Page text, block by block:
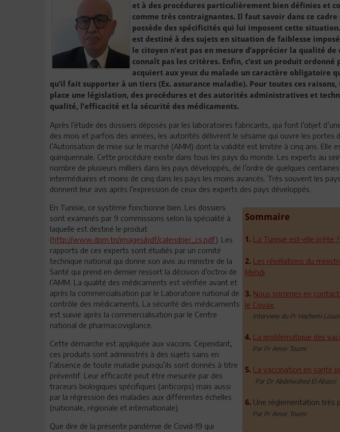
et à des procédures particulièrement bien définies et
comme très contraignantes. Il faut savoir dans ce
possède des spécificités qui lui imposent cette
est destiné à des sujets en situation de faiblesse
le citoyen n’est pas en mesure d’apprécier la qualité
connaît pas les critères. Enfin, c’est un produit ordonné
acquiert aux yeux du malade un caractère obligatoire
qu’il fait supporter à un tiers (Ex. assurance maladie). Pour toutes ces raisons,
place une législation, des procédures et des autorités administratives et
qualité, l’efficacité et la sécurité des médicaments.
Après l’étude des dossiers déposés par les laboratoires fabricants, qui font l’objet
des mois et parfois des années, les autorités délivrent le sésame qui ouvre les portes
l’Autorisation de mise sur le marché (AMM) dont la validité est limitée à cinq ans. Elle
quinquennale. Cette procédure existe dans tous les pays du monde. Les experts au
nombre de plusieurs milliers dans les pays développés, de l’ordre de quelques
intermédiaires et moins de cinq dans les pays les moins avancés. Très souvent les
donnent leur avis après l’expression de ceux des experts des pays développés.
Sommaire
1. La Tunisie est-elle prête ?
2. Les révélations du
Mehdi
3. Nous sommes en
le Covax
Interview du Pr Hachemi
4. La problématique des
Par Pr Amor Toumi
5. La vaccination en santé
Par Dr Abdelwahed El Abassi
6. Une réglementation très
Par Pr Amor Toumi
En Tunisie, ce système fonctionne bien. Les dossiers
sont examinés par 9 commissions selon la spécialité à
laquelle est destiné le produit
(http://www.dpm.tn/images/pdf/calendrier_cs.pdf). Les
rapports de ces experts sont étudiés par un comité
technique national qui donne son avis au ministre de la
Santé qui prend en dernier ressort la décision d’octroi de
l’AMM. La qualité des médicaments est vérifiée avant et
après la commercialisation par le Laboratoire national de
contrôle des médicaments. La sécurité des médicaments
est suivie après la commercialisation par le Centre
national de pharmacovigilance.
Cette démarche est appliquée aux vaccins. Cependant,
ces produits sont administrés à des sujets sains en
l’absence de toute maladie puisqu’ils sont donnés à titre
préventif. Leur efficacité peut être mesurée par des
traceurs biologiques spécifiques (anticorps) mais aussi
par la régression des maladies aux différentes échelles
(nationale, régionale et internationale).
Que dire de la présente pandémie de Covid-19 qui